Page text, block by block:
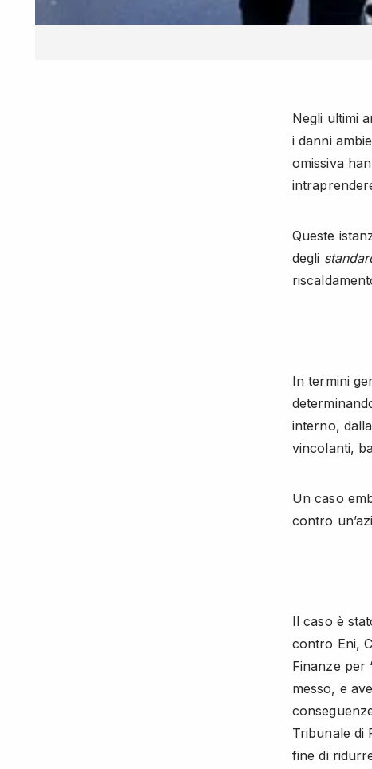
Negli ultimi
i danni
omissiva
Queste
degli
In termini
interno,
vincolanti,
Un caso
contro
Il caso è
contro Eni,
Finanze per
messo, e
Tribunale di
fine di